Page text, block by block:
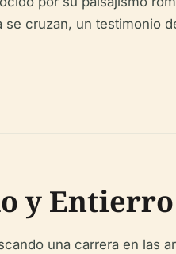
cruzan, un testimonio
y Entierro
una carrera en las